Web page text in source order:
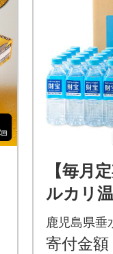
【毎月
ルカリ
泉
市)全3回
鹿児島県垂
寄付金額